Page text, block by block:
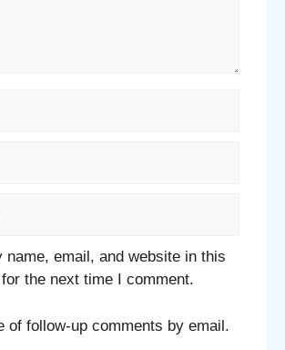
name, email, and website in this
the next time I comment.
of follow-up comments by email.